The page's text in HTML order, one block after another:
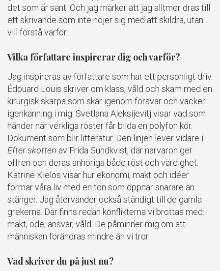
det som är sant. Och jag märker att jag alltmer dras till
ett skrivande som inte nöjer sig med att skildra, utan
vill förstå varför.
Vilka författare inspirerar dig och varför?
Jag inspireras av författare som har ett personligt driv.
Édouard Louis skriver om klass, våld och skam med en
kirurgisk skärpa som skär igenom försvar och väcker
igenkänning i mig. Svetlana Aleksijevitj visar vad som
händer när verkliga röster får bilda en polyfon kör.
Dokument som blir litteratur. Den linjen lever vidare i
Efter skotten av Frida Sundkvist, där närvaron ger
offren och deras anhöriga både röst och värdighet.
Katrine Kielos visar hur ekonomi, makt och idéer
formar våra liv med en ton som öppnar snarare än
stänger. Jag återvänder också ständigt till de gamla
grekerna. Där finns redan konflikterna vi brottas med:
makt, öde, ansvar, våld. De påminner mig om att
människan förändras mindre än vi tror.
Vad skriver du på just nu?